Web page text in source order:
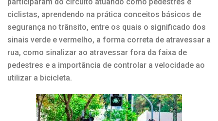
ciclistas, aprendendo na prática conceitos básicos de
segurança no trânsito, entre os quais o significado dos
sinais verde e vermelho, a forma correta de atravessar a
rua, como sinalizar ao atravessar fora da faixa de
pedestres e a importância de controlar a velocidade ao
utilizar a bicicleta.